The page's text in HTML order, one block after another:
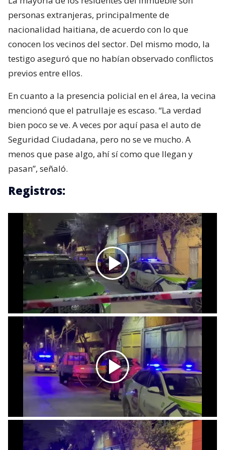
personas extranjeras, principalmente de
nacionalidad haitiana, de acuerdo con lo que
conocen los vecinos del sector. Del mismo modo, la
testigo aseguró que no habían observado conflictos
previos entre ellos.
En cuanto a la presencia policial en el área, la vecina
mencionó que el patrullaje es escaso. “La verdad
bien poco se ve. A veces por aquí pasa el auto de
Seguridad Ciudadana, pero no se ve mucho. A
menos que pase algo, ahí sí como que llegan y
pasan”, señaló.
Registros: